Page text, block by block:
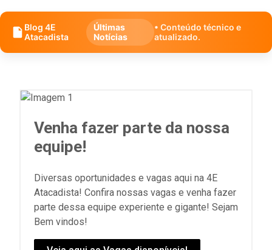
Blog 4E
Atacadista
Últimas
Notícias
• Conteúdo técnico e
atualizado.
Venha fazer parte da nossa
equipe!
Diversas oportunidades e vagas aqui na 4E
Atacadista! Confira nossas vagas e venha fazer
parte dessa equipe experiente e gigante! Sejam
Bem vindos!